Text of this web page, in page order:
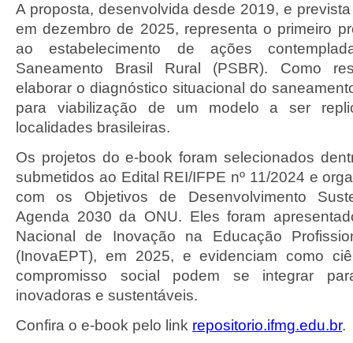
A proposta, desenvolvida desde 2019, e
em dezembro de 2025, representa o primeiro
ao estabelecimento de ações
Saneamento Brasil Rural (PSBR). Como
elaborar o diagnóstico situacional do
para viabilização de um modelo a ser
localidades brasileiras.
Os projetos do e-book foram selecionados
submetidos ao Edital REI/IFPE nº 11/2024 e
com os Objetivos de Desenvolvimento
Agenda 2030 da ONU. Eles foram
Nacional de Inovação na Educação
(InovaEPT), em 2025, e evidenciam como
compromisso social podem se integrar
inovadoras e sustentáveis.
Confira o e-book pelo link repositorio.ifmg.edu.br.